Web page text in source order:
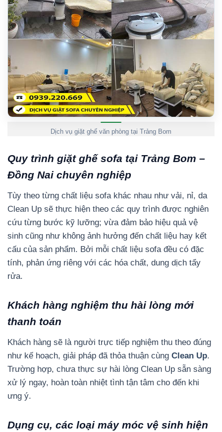
Dịch vụ giặt ghế văn phòng tại Trảng Bom
Quy trình giặt ghế sofa tại Trảng Bom –
Đồng Nai chuyên nghiệp
Tùy theo từng chất liệu sofa khác nhau như vải, nỉ, da
Clean Up sẽ thực hiện theo các quy trình được nghiên
cứu từng bước kỹ lưỡng; vừa đảm bảo hiệu quả vệ
sinh cũng như không ảnh hưởng đến chất liệu hay kết
cấu của sản phẩm. Bởi mỗi chất liệu sofa đều có đặc
tính, phản ứng riêng với các hóa chất, dung dịch tẩy
rửa.
Khách hàng nghiệm thu hài lòng mới
thanh toán
Khách hàng sẽ là người trực tiếp nghiệm thu theo đúng
như kế hoạch, giải pháp đã thỏa thuận cùng Clean Up.
Trường hợp, chưa thực sự hài lòng Clean Up sẵn sàng
xử lý ngay, hoàn toàn nhiệt tình tận tâm cho đến khi
ưng ý.
Dụng cụ, các loại máy móc vệ sinh hiện